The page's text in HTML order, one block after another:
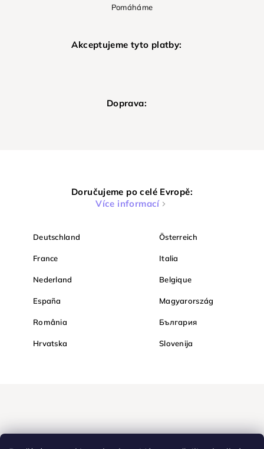
Pomáháme
Akceptujeme tyto platby:
Doprava:
Doručujeme po celé Evropě:
Více informací
Deutschland Österreich
France Italia
Nederland Belgique
España Magyarország
România България
Hrvatska Slovenija